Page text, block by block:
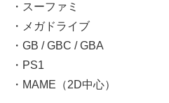
・スーファミ
・メガドライブ
・GB / GBC / GBA
・PS1
・MAME（2D中心）